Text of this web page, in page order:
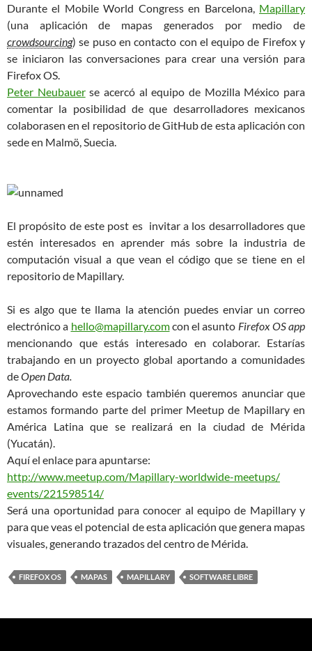
Durante el Mobile World Congress en Barcelona, Mapillary
(una aplicación de mapas generados por medio de
crowdsourcing) se puso en contacto con el equipo de Firefox y
se iniciaron las conversaciones para crear una versión para
Firefox OS.
Peter Neubauerse acercó al equipo de Mozilla México para
comentar la posibilidad de que desarrolladores mexicanos
colaborasen en el repositorio de GitHub de esta aplicación con
sede en Malmö, Suecia.
El propósito de este post es invitar a los desarrolladores que
estén interesados en aprender más sobre la industria de
computación visual a que vean el código que se tiene en el
repositorio de Mapillary.
Si es algo que te llama la atención puedes enviar un correo
electrónico a hello@mapillary.comcon el asunto Firefox OS app
mencionando que estás interesado en colaborar. Estarías
trabajando en un proyecto global aportando a comunidades
deOpen Data.
Aprovechando este espacio también queremos anunciar que
estamos formando parte del primer Meetup de Mapillary en
América Latina que se realizará en la ciudad de Mérida
(Yucatán).
Aquí el enlace para apuntarse:
http://www.meetup.com/Mapillary-worldwide-meetups/
events/221598514/
Será una oportunidad para conocer al equipo de Mapillary y
para que veas el potencial de esta aplicación que genera mapas
visuales, generando trazados del centro de Mérida.
FIREFOX OS MAPAS MAPILLARY SOFTWARE LIBRE